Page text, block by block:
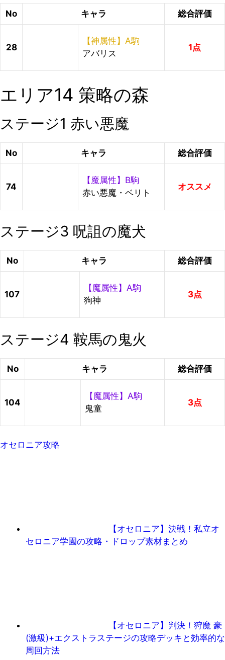
No キャラ 総合評価
28
【神属性】A駒
アバリス
1点
エリア14 策略の森
ステージ1 赤い悪魔
No キャラ 総合評価
74
【魔属性】B駒
赤い悪魔・ベリト
オススメ
ステージ3 呪詛の魔犬
No キャラ 総合評価
107
【魔属性】A駒
狗神
3点
ステージ4 鞍馬の鬼火
No キャラ 総合評価
104
【魔属性】A駒
鬼童
3点
オセロニア攻略
【オセロニア】決戦！私立オ
セロニア学園の攻略・ドロップ素材まとめ
【オセロニア】判決！狩魔 豪
(激級)+エクストラステージの攻略デッキと効率的な
周回方法